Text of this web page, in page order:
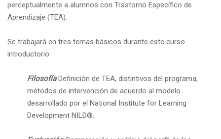
perceptualmente a alumnos con Trastorno Específico de
Aprendizaje (TEA).
Se trabajará en tres temas básicos durante este curso
introductorio:
Filosofía Definición de TEA, distintivos del programa,
métodos de intervención de acuerdo al modelo
desarrollado por el National Institute for Learning
Development NILD®.